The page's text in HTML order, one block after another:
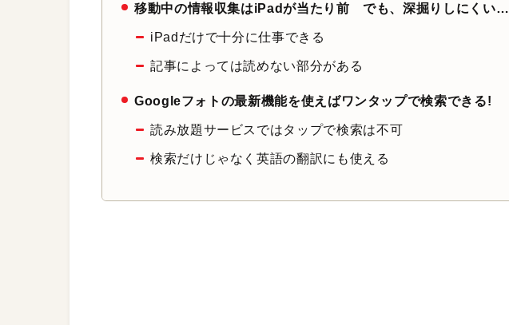
移動中の情報収集はiPadが当たり前 でも、深掘りしにくい…
iPadだけで十分に仕事できる
記事によっては読めない部分がある
Googleフォトの最新機能を使えばワンタップで検索できる!
読み放題サービスではタップで検索は不可
検索だけじゃなく英語の翻訳にも使える